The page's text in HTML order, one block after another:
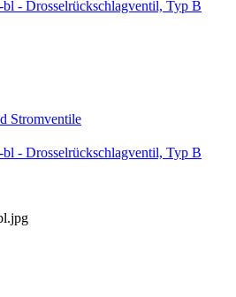
- Drosselrückschlagventil, Typ B
Stromventile
- Drosselrückschlagventil, Typ B